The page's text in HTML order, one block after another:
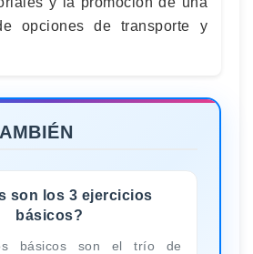
opciones de transporte y
son los 3 ejercicios
básicos?
básicos son el trío de